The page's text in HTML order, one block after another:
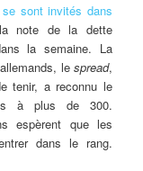
sont invités dans
note de la dette
la semaine. La
le spread,
tenir, a reconnu le
à plus de 300.
espèrent que les
dans le rang.